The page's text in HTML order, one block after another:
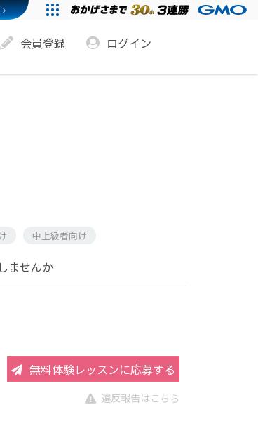
会員登録 ログイン
中上級者向け
ませんか
無料体験レッスンに応募する
違反報告はこちら